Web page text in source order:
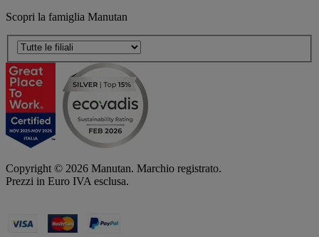
Scopri la famiglia Manutan
Copyright © 2026 Manutan. Marchio registrato.
Prezzi in Euro IVA esclusa.